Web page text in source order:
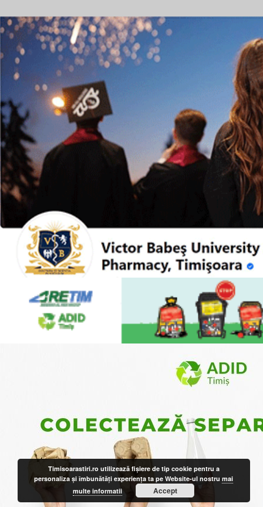
Timisoarastiri.ro utilizează fişiere de tip cookie pentru a
personaliza și îmbunătăți experiența ta pe Website-ul nostrumai
multe informatii
Accept